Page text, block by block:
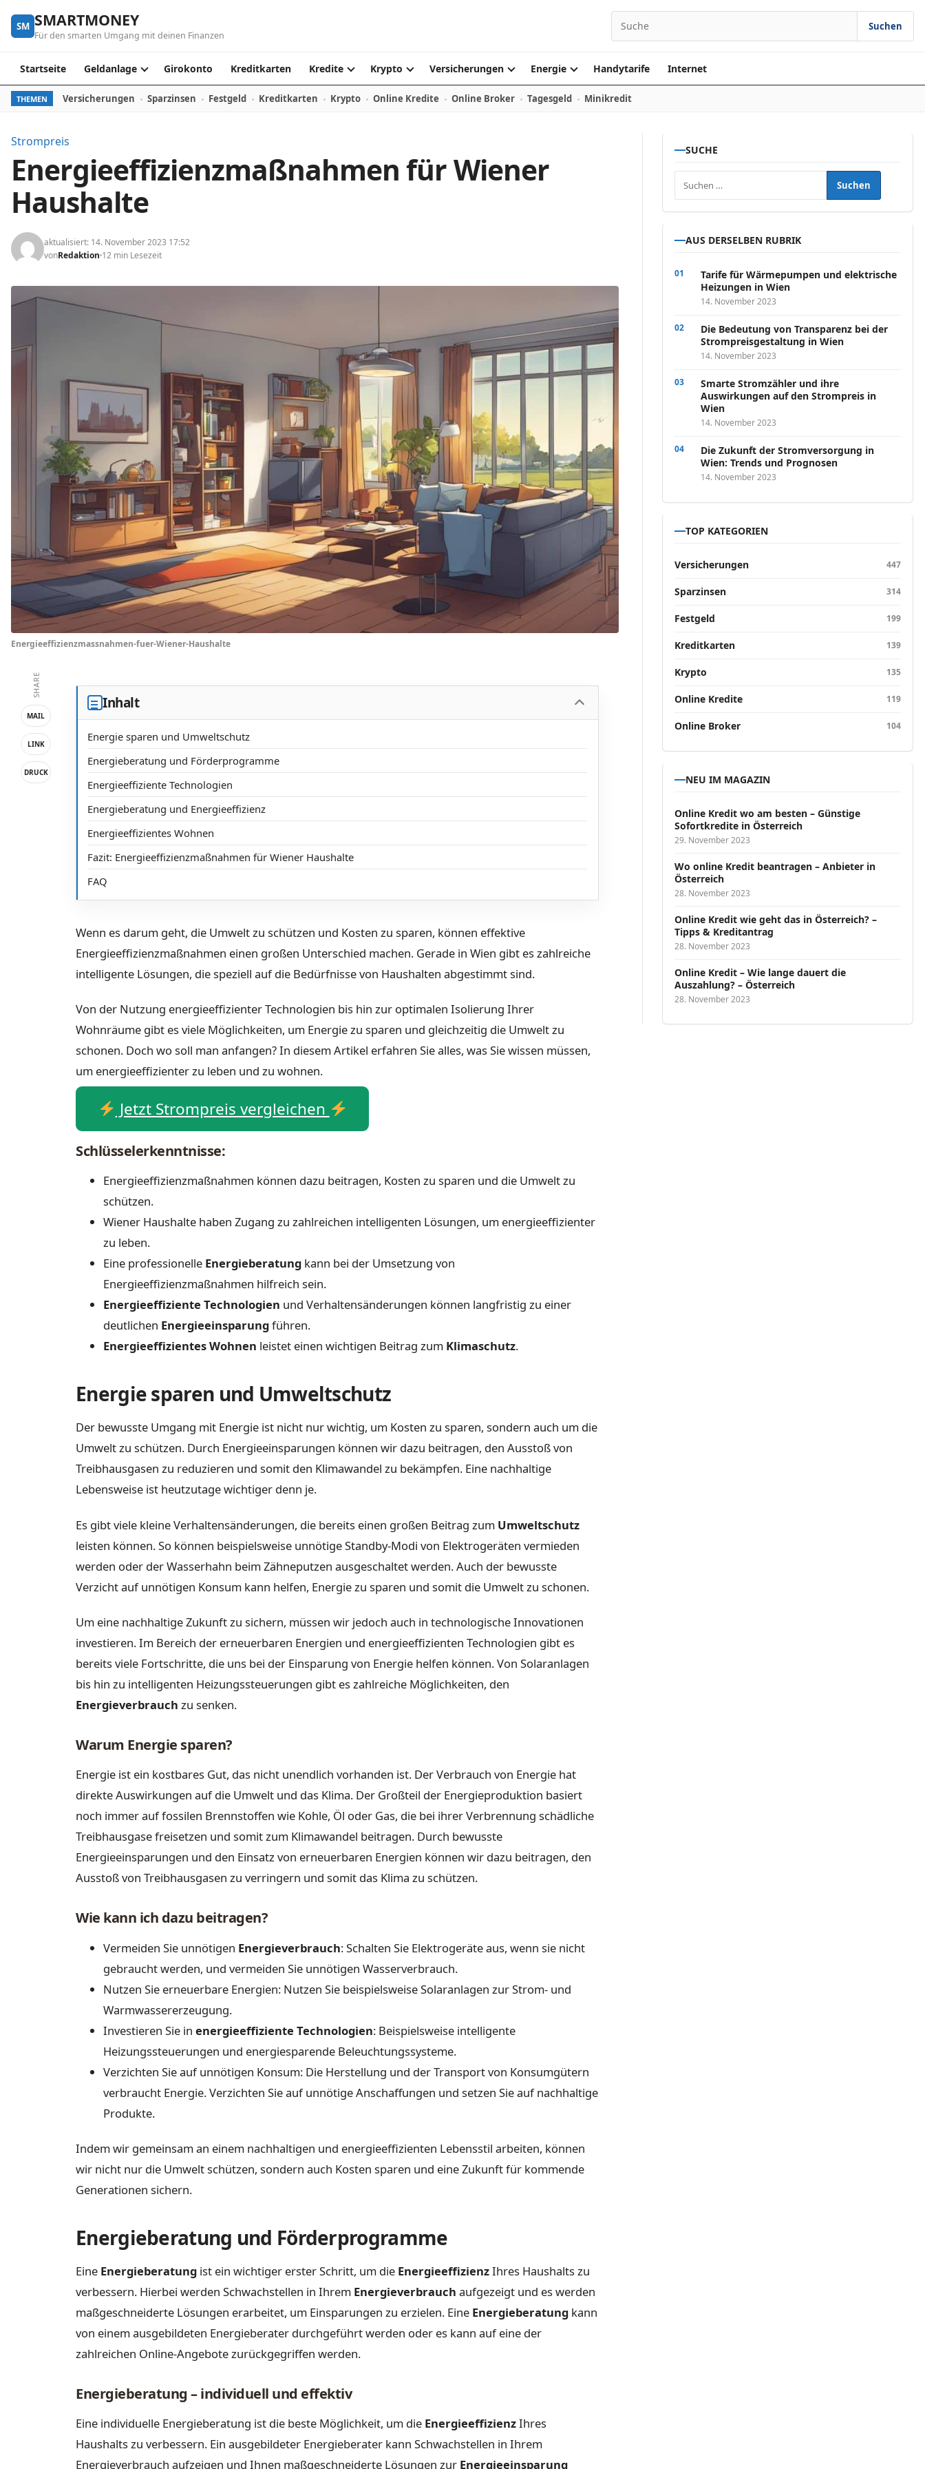
SM SMARTMONEY
Für den smarten Umgang mit deinen Finanzen Search for: Suchen
Startseite Geldanlage Girokonto Kreditkarten Kredite Krypto Versicherungen Energie Handytarife Internet
THEMEN Versicherungen Sparzinsen Festgeld Kreditkarten Krypto Online Kredite Online Broker Tagesgeld Minikredit
Strompreis
Energieeffizienzmaßnahmen für Wiener
Haushalte
aktualisiert: 14. November 2023 17:52
vonRedaktion 12 min Lesezeit
Energieeffizienzmassnahmen-fuer-Wiener-Haushalte
SHARE
MAIL
LINK
DRUCK
Inhalt
Energie sparen und Umweltschutz
Energieberatung und Förderprogramme
Energieeffiziente Technologien
Energieberatung und Energieeffizienz
Energieeffizientes Wohnen
Fazit: Energieeffizienzmaßnahmen für Wiener Haushalte
FAQ
Wenn es darum geht, die Umwelt zu schützen und Kosten zu sparen, können effektive
Energieeffizienzmaßnahmen einen großen Unterschied machen. Gerade in Wien gibt es zahlreiche
intelligente Lösungen, die speziell auf die Bedürfnisse von Haushalten abgestimmt sind.
Von der Nutzung energieeffizienter Technologien bis hin zur optimalen Isolierung Ihrer
Wohnräume gibt es viele Möglichkeiten, um Energie zu sparen und gleichzeitig die Umwelt zu
schonen. Doch wo soll man anfangen? In diesem Artikel erfahren Sie alles, was Sie wissen müssen,
um energieeffizienter zu leben und zu wohnen.
Jetzt Strompreis vergleichen
Schlüsselerkenntnisse:
Energieeffizienzmaßnahmen können dazu beitragen, Kosten zu sparen und die Umwelt zu
schützen.
Wiener Haushalte haben Zugang zu zahlreichen intelligenten Lösungen, um energieeffizienter
zu leben.
Eine professionelle Energieberatung kann bei der Umsetzung von
Energieeffizienzmaßnahmen hilfreich sein.
Energieeffiziente Technologien und Verhaltensänderungen können langfristig zu einer
deutlichen Energieeinsparungführen.
Energieeffizientes Wohnen leistet einen wichtigen Beitrag zum Klimaschutz.
Energie sparen und Umweltschutz
Der bewusste Umgang mit Energie ist nicht nur wichtig, um Kosten zu sparen, sondern auch um die
Umwelt zu schützen. Durch Energieeinsparungen können wir dazu beitragen, den Ausstoß von
Treibhausgasen zu reduzieren und somit den Klimawandel zu bekämpfen. Eine nachhaltige
Lebensweise ist heutzutage wichtiger denn je.
Es gibt viele kleine Verhaltensänderungen, die bereits einen großen Beitrag zum Umweltschutz
leisten können. So können beispielsweise unnötige Standby-Modi von Elektrogeräten vermieden
werden oder der Wasserhahn beim Zähneputzen ausgeschaltet werden. Auch der bewusste
Verzicht auf unnötigen Konsum kann helfen, Energie zu sparen und somit die Umwelt zu schonen.
Um eine nachhaltige Zukunft zu sichern, müssen wir jedoch auch in technologische Innovationen
investieren. Im Bereich der erneuerbaren Energien und energieeffizienten Technologien gibt es
bereits viele Fortschritte, die uns bei der Einsparung von Energie helfen können. Von Solaranlagen
bis hin zu intelligenten Heizungssteuerungen gibt es zahlreiche Möglichkeiten, den
Energieverbrauch zu senken.
Warum Energie sparen?
Energie ist ein kostbares Gut, das nicht unendlich vorhanden ist. Der Verbrauch von Energie hat
direkte Auswirkungen auf die Umwelt und das Klima. Der Großteil der Energieproduktion basiert
noch immer auf fossilen Brennstoffen wie Kohle, Öl oder Gas, die bei ihrer Verbrennung schädliche
Treibhausgase freisetzen und somit zum Klimawandel beitragen. Durch bewusste
Energieeinsparungen und den Einsatz von erneuerbaren Energien können wir dazu beitragen, den
Ausstoß von Treibhausgasen zu verringern und somit das Klima zu schützen.
Wie kann ich dazu beitragen?
Vermeiden Sie unnötigen Energieverbrauch: Schalten Sie Elektrogeräte aus, wenn sie nicht
gebraucht werden, und vermeiden Sie unnötigen Wasserverbrauch.
Nutzen Sie erneuerbare Energien: Nutzen Sie beispielsweise Solaranlagen zur Strom- und
Warmwassererzeugung.
Investieren Sie in energieeffiziente Technologien: Beispielsweise intelligente
Heizungssteuerungen und energiesparende Beleuchtungssysteme.
Verzichten Sie auf unnötigen Konsum: Die Herstellung und der Transport von Konsumgütern
verbraucht Energie. Verzichten Sie auf unnötige Anschaffungen und setzen Sie auf nachhaltige
Produkte.
Indem wir gemeinsam an einem nachhaltigen und energieeffizienten Lebensstil arbeiten, können
wir nicht nur die Umwelt schützen, sondern auch Kosten sparen und eine Zukunft für kommende
Generationen sichern.
Energieberatung und Förderprogramme
Eine Energieberatung ist ein wichtiger erster Schritt, um die EnergieeffizienzIhres Haushalts zu
verbessern. Hierbei werden Schwachstellen in Ihrem Energieverbrauch aufgezeigt und es werden
maßgeschneiderte Lösungen erarbeitet, um Einsparungen zu erzielen. Eine Energieberatung kann
von einem ausgebildeten Energieberater durchgeführt werden oder es kann auf eine der
zahlreichen Online-Angebote zurückgegriffen werden.
Energieberatung – individuell und effektiv
Eine individuelle Energieberatung ist die beste Möglichkeit, um die EnergieeffizienzIhres
Haushalts zu verbessern. Ein ausgebildeter Energieberater kann Schwachstellen in Ihrem
Energieverbrauch aufzeigen und Ihnen maßgeschneiderte Lösungen zur Energieeinsparung
SUCHE
Suchen nach:
AUS DERSELBEN RUBRIK
Tarife für Wärmepumpen und elektrische
Heizungen in Wien
14. November 2023
Die Bedeutung von Transparenz bei der
Strompreisgestaltung in Wien
14. November 2023
Smarte Stromzähler und ihre
Auswirkungen auf den Strompreis in
Wien
14. November 2023
Die Zukunft der Stromversorgung in
Wien: Trends und Prognosen
14. November 2023
TOP KATEGORIEN
Versicherungen 447
Sparzinsen 314
Festgeld 199
Kreditkarten 139
Krypto 135
Online Kredite 119
Online Broker 104
NEU IM MAGAZIN
Online Kredit wo am besten – Günstige
Sofortkredite in Österreich
29. November 2023
Wo online Kredit beantragen – Anbieter in
Österreich
28. November 2023
Online Kredit wie geht das in Österreich? –
Tipps & Kreditantrag
28. November 2023
Online Kredit – Wie lange dauert die
Auszahlung? – Österreich
28. November 2023